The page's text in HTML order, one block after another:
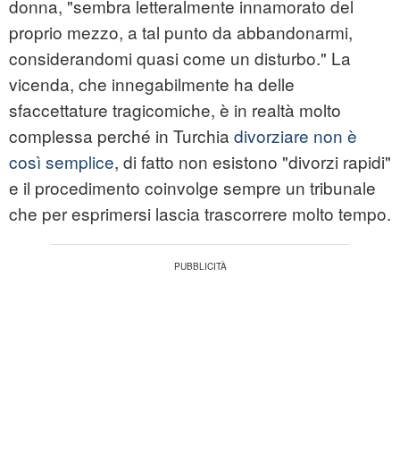
donna, "sembra letteralmente innamorato del
proprio mezzo, a tal punto da abbandonarmi,
considerandomi quasi come un disturbo." La
vicenda, che innegabilmente ha delle
sfaccettature tragicomiche, è in realtà molto
complessa perché in Turchia divorziare non è
così semplice, di fatto non esistono "divorzi rapidi"
e il procedimento coinvolge sempre un tribunale
che per esprimersi lascia trascorrere molto tempo.